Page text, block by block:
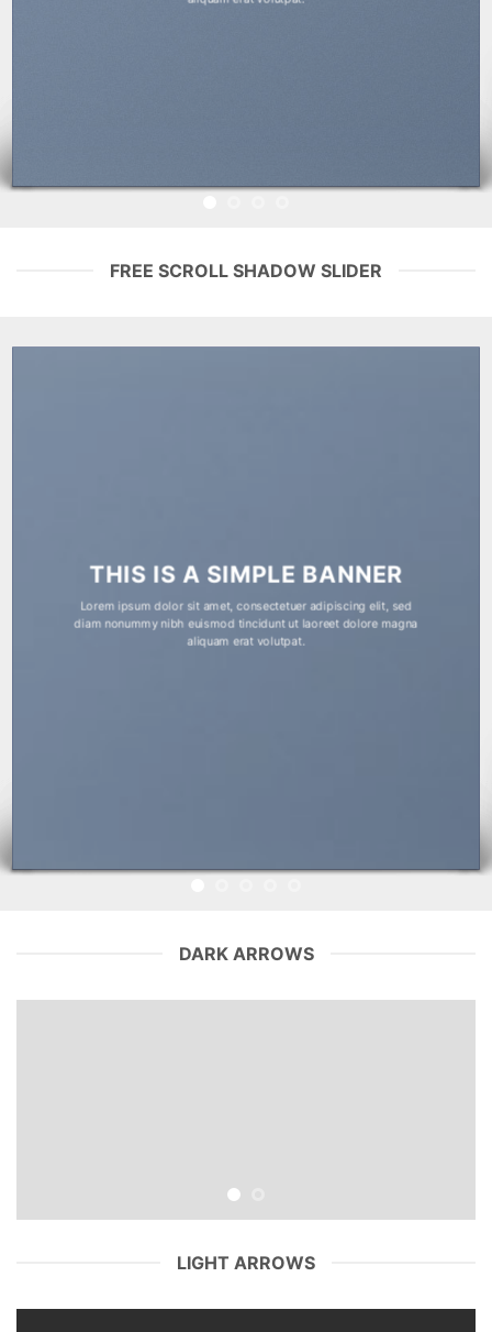
FREE SCROLL SHADOW SLIDER
THIS IS A SIMPLE BANNER
Lorem ipsum dolor sit amet, consectetuer adipiscing elit, sed
diam nonummy nibh euismod tincidunt ut laoreet dolore magna
aliquam erat volutpat.
DARK ARROWS
LIGHT ARROWS